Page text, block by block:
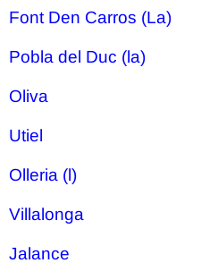
Font Den Carros (La)
Pobla del Duc (la)
Oliva
Utiel
Olleria (l)
Villalonga
Jalance